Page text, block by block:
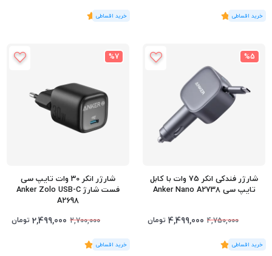
(2 رای)
5
(1رای)
5
%5
شارژر فندکی انکر 75 وات با کابل
تایپ سی Anker Nano A2738
4,750,000
4,499,000 تومان
(3 رای)
5
%7
شارژر انکر 30 وات تایپ سی
فست شارژ Anker Zolo USB-C
A2698
2,700,000
2,499,000 تومان
(3 رای)
5